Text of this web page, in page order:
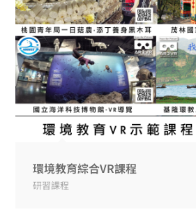
環境教育綜合VR課程
研習課程